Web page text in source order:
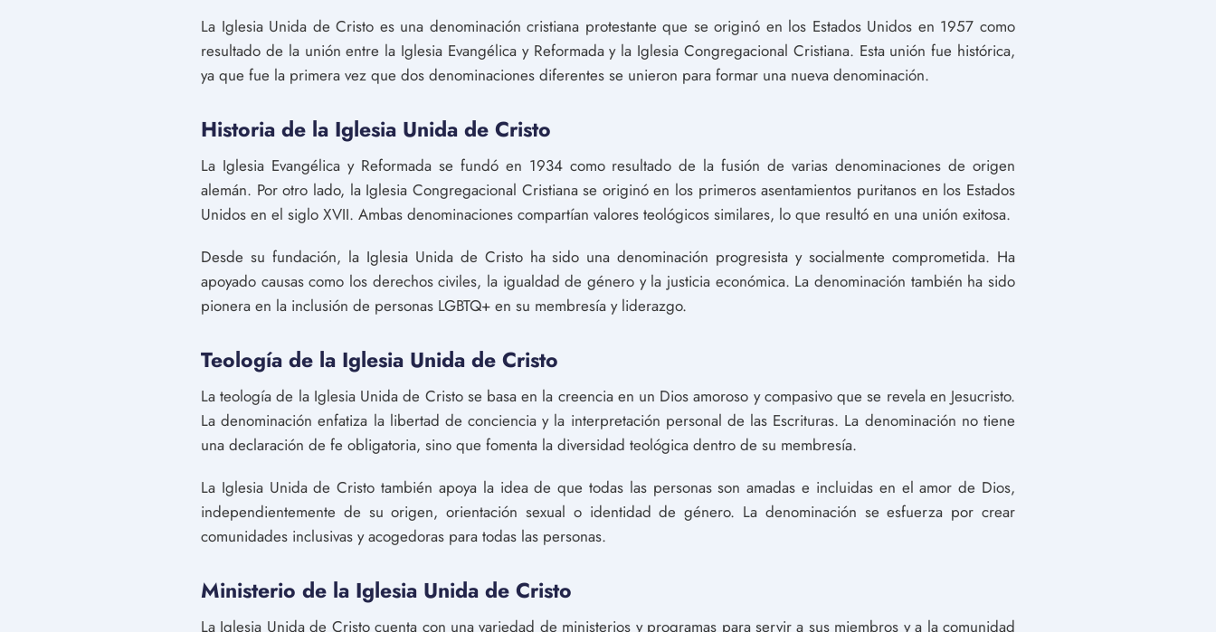
La Iglesia Unida de Cristo es una denominación cristiana protestante que se originó en los Estados Unidos en 1957 como
resultado de la unión entre la Iglesia Evangélica y Reformada y la Iglesia Congregacional Cristiana. Esta unión fue histórica,
ya que fue la primera vez que dos denominaciones diferentes se unieron para formar una nueva denominación.
Historia de la Iglesia Unida de Cristo
La Iglesia Evangélica y Reformada se fundó en 1934 como resultado de la fusión de varias denominaciones de origen
alemán. Por otro lado, la Iglesia Congregacional Cristiana se originó en los primeros asentamientos puritanos en los Estados
Unidos en el siglo XVII. Ambas denominaciones compartían valores teológicos similares, lo que resultó en una unión exitosa.
Desde su fundación, la Iglesia Unida de Cristo ha sido una denominación progresista y socialmente comprometida. Ha
apoyado causas como los derechos civiles, la igualdad de género y la justicia económica. La denominación también ha sido
pionera en la inclusión de personas LGBTQ+ en su membresía y liderazgo.
Teología de la Iglesia Unida de Cristo
La teología de la Iglesia Unida de Cristo se basa en la creencia en un Dios amoroso y compasivo que se revela en Jesucristo.
La denominación enfatiza la libertad de conciencia y la interpretación personal de las Escrituras. La denominación no tiene
una declaración de fe obligatoria, sino que fomenta la diversidad teológica dentro de su membresía.
La Iglesia Unida de Cristo también apoya la idea de que todas las personas son amadas e incluidas en el amor de Dios,
independientemente de su origen, orientación sexual o identidad de género. La denominación se esfuerza por crear
comunidades inclusivas y acogedoras para todas las personas.
Ministerio de la Iglesia Unida de Cristo
La Iglesia Unida de Cristo cuenta con una variedad de ministerios y programas para servir a sus miembros y a la comunidad